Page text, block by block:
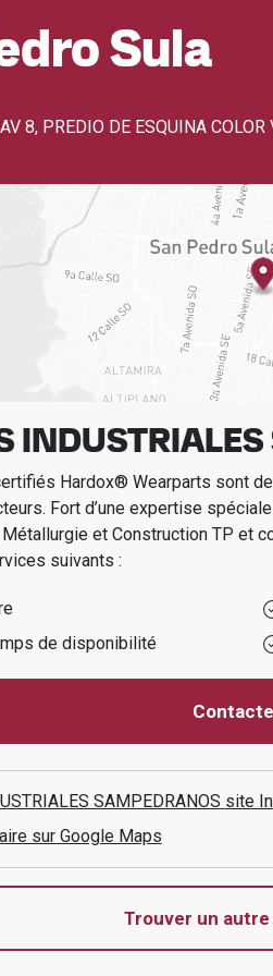
Sula
8, PREDIO DE ESQUINA COLOR
Hardox® Wearparts sont
Fort d’une expertise
et Construction TP et
suivants :
de disponibilité
SAMPEDRANOS site
sur Google Maps
Trouver un